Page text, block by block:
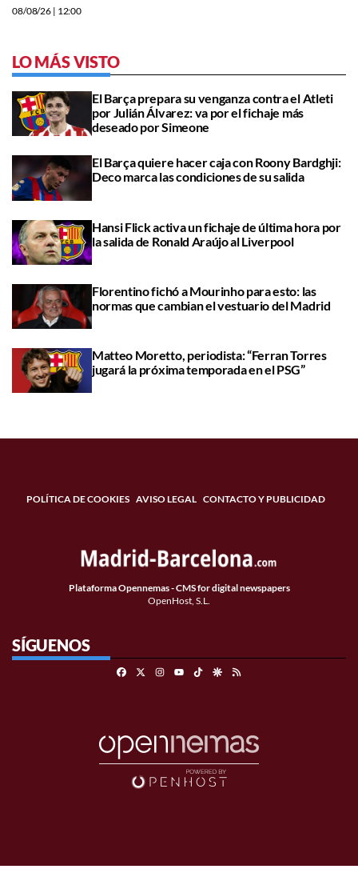
08/08/26 | 12:00
LO MÁS VISTO
El Barça prepara su venganza contra el Atleti
por Julián Álvarez: va por el fichaje más
deseado por Simeone
El Barça quiere hacer caja con Roony Bardghji:
Deco marca las condiciones de su salida
Hansi Flick activa un fichaje de última hora por
la salida de Ronald Araújo al Liverpool
Florentino fichó a Mourinho para esto: las
normas que cambian el vestuario del Madrid
Matteo Moretto, periodista: “Ferran Torres
jugará la próxima temporada en el PSG”
POLÍTICA DE COOKIES AVISO LEGAL CONTACTO Y PUBLICIDAD
Plataforma Opennemas - CMS for digital newspapers
OpenHost, S.L.
SÍGUENOS
FacebookInstagramTikTokGoogle Discover